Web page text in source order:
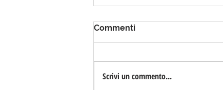
Commenti
Scrivi un commento...